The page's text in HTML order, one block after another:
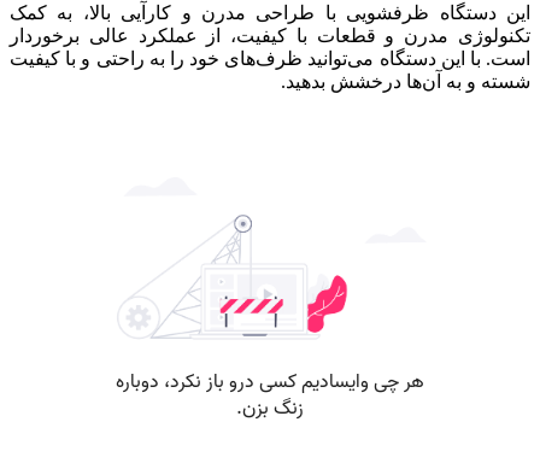
این دستگاه ظرفشویی با طراحی مدرن و کارآیی بالا، به کمک
تکنولوژی مدرن و قطعات با کیفیت، از عملکرد عالی برخوردار
است. با این دستگاه می‌توانید ظرف‌های خود را به راحتی و با کیفیت
شسته و به آن‌ها درخشش بدهید.